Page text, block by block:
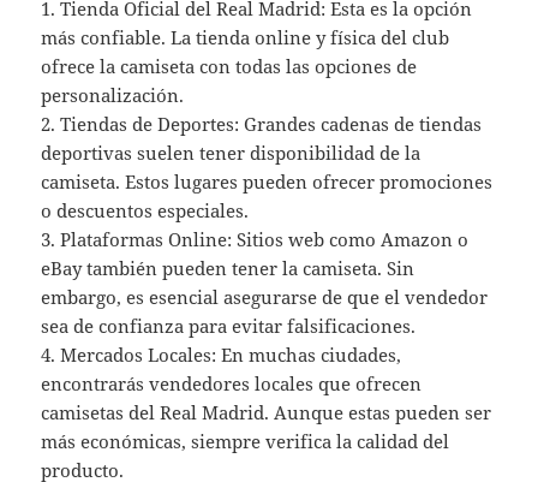
1. Tienda Oficial del Real Madrid: Esta es la opción
más confiable. La tienda online y física del club
ofrece la camiseta con todas las opciones de
personalización.
2. Tiendas de Deportes: Grandes cadenas de tiendas
deportivas suelen tener disponibilidad de la
camiseta. Estos lugares pueden ofrecer promociones
o descuentos especiales.
3. Plataformas Online: Sitios web como Amazon o
eBay también pueden tener la camiseta. Sin
embargo, es esencial asegurarse de que el vendedor
sea de confianza para evitar falsificaciones.
4. Mercados Locales: En muchas ciudades,
encontrarás vendedores locales que ofrecen
camisetas del Real Madrid. Aunque estas pueden ser
más económicas, siempre verifica la calidad del
producto.